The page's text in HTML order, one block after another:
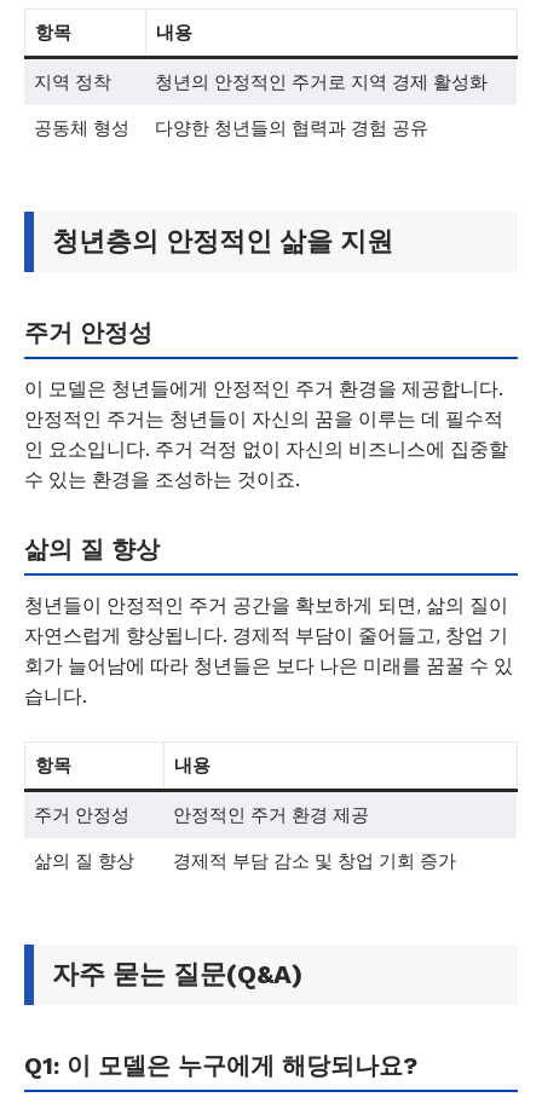
항목 내용
지역 정착 청년의 안정적인 주거로 지역 경제 활성화
공동체 형성 다양한 청년들의 협력과 경험 공유
청년층의 안정적인 삶을 지원
주거 안정성
이 모델은 청년들에게 안정적인 주거 환경을 제공합니다.
안정적인 주거는 청년들이 자신의 꿈을 이루는 데 필수적
인 요소입니다. 주거 걱정 없이 자신의 비즈니스에 집중할
수 있는 환경을 조성하는 것이죠.
삶의 질 향상
청년들이 안정적인 주거 공간을 확보하게 되면, 삶의 질이
자연스럽게 향상됩니다. 경제적 부담이 줄어들고, 창업 기
회가 늘어남에 따라 청년들은 보다 나은 미래를 꿈꿀 수 있
습니다.
항목 내용
주거 안정성 안정적인 주거 환경 제공
삶의 질 향상 경제적 부담 감소 및 창업 기회 증가
자주 묻는 질문(Q&A)
Q1: 이 모델은 누구에게 해당되나요?